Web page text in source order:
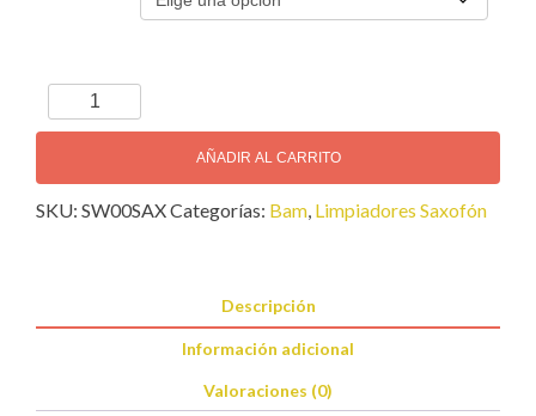
BAM
Limpiador
Microfibra
para
AÑADIR AL CARRITO
SKU: SW00SAXCategorías: Bam, Limpiadores Saxofón
Descripción
Información adicional
Valoraciones (0)